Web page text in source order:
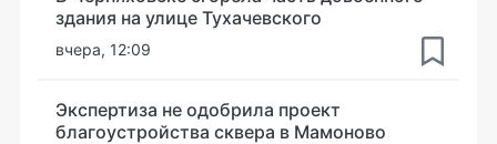
здания на улице Тухачевского
вчера, 12:09
Экспертиза не одобрила проект
благоустройства сквера в Мамоново